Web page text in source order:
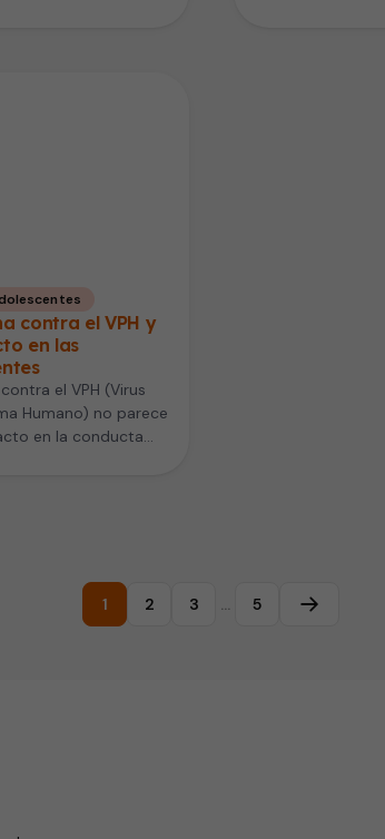
contra el VPH y
en las
el VPH (Virus
Humano) no parece
en la conducta
1 2 3 … 5 Página